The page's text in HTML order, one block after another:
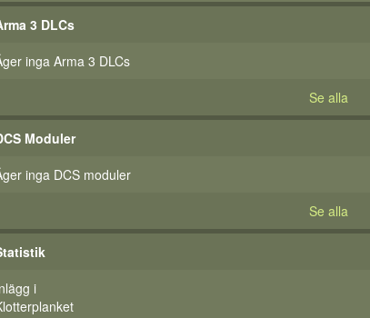
3 DLCs
inga Arma 3 DLCs
Se alla
Moduler
inga DCS moduler
Se alla
i